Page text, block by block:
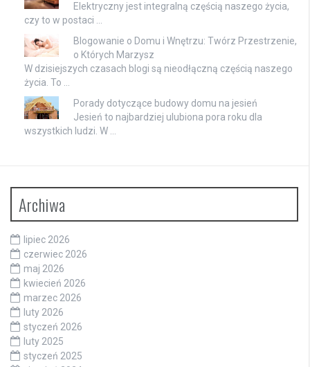
Elektryczny jest integralną częścią naszego życia,
czy to w postaci …
Blogowanie o Domu i Wnętrzu: Twórz Przestrzenie,
o Których Marzysz
W dzisiejszych czasach blogi są nieodłączną częścią naszego
życia. To …
Porady dotyczące budowy domu na jesień
Jesień to najbardziej ulubiona pora roku dla
wszystkich ludzi. W …
Archiwa
lipiec 2026
czerwiec 2026
maj 2026
kwiecień 2026
marzec 2026
luty 2026
styczeń 2026
luty 2025
styczeń 2025